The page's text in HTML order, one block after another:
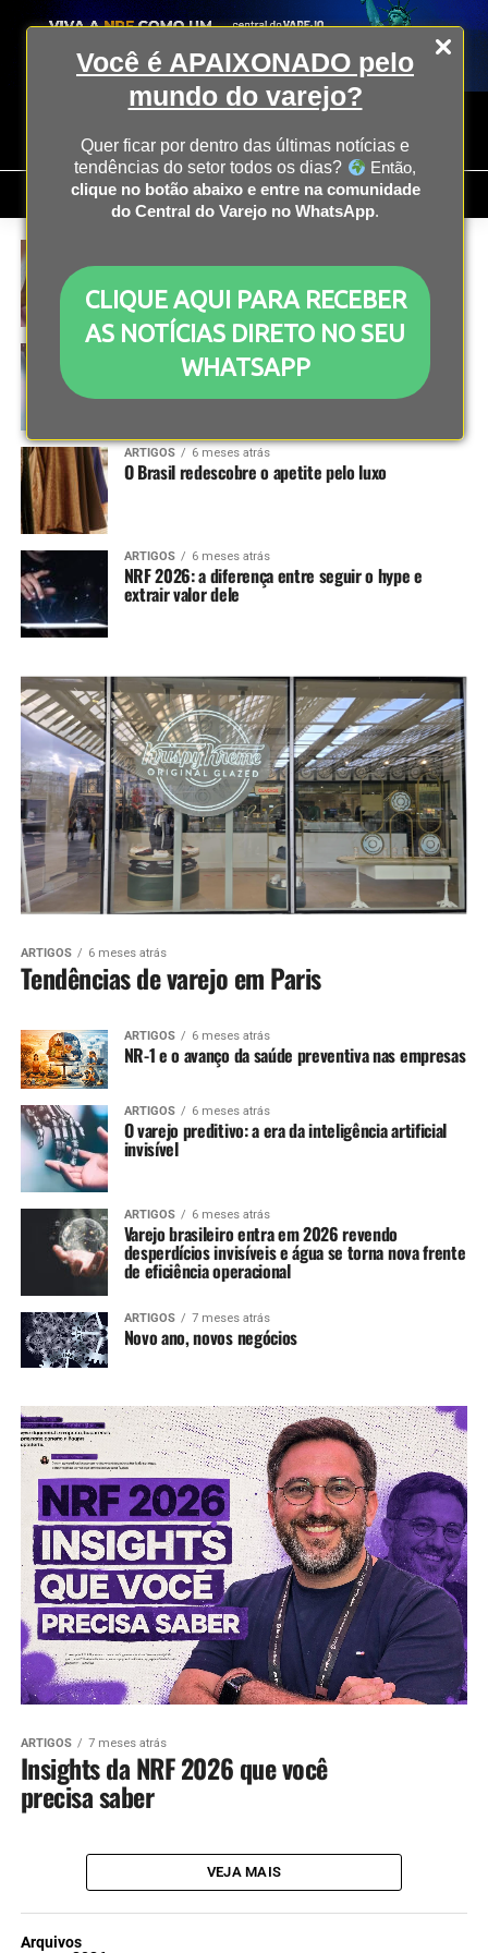
Você é APAIXONADO pelo
mundo do varejo?
Quer ficar por dentro das últimas notícias e
tendências do setor todos os dias?
Então,
clique no botão abaixo e entre na comunidade
do Central do Varejo no WhatsApp.
CLIQUE AQUI PARA RECEBER
AS NOTÍCIAS DIRETO NO SEU
WHATSAPP
Customer Experience em tempos de tarifas,
custos elevados e pressão por margem
Varejo na era da IA: quando tecnologia, cultura e
ARTIGOS 6 meses atrás
O Brasil redescobre o apetite pelo luxo
ARTIGOS 6 meses atrás
NRF 2026: a diferença entre seguir o hype e
extrair valor dele
ARTIGOS 6 meses atrás
Tendências de varejo em Paris
ARTIGOS 6 meses atrás
NR-1 e o avanço da saúde preventiva nas empresas
ARTIGOS 6 meses atrás
O varejo preditivo: a era da inteligência artificial
invisível
ARTIGOS 6 meses atrás
Varejo brasileiro entra em 2026 revendo
desperdícios invisíveis e água se torna nova frente
de eficiência operacional
ARTIGOS 7 meses atrás
Novo ano, novos negócios
ARTIGOS 7 meses atrás
Insights da NRF 2026 que você
precisa saber
VEJA MAIS
Arquivos